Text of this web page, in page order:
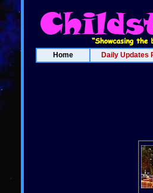
Home Daily Updates